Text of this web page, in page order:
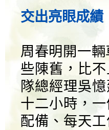
交出亮眼成績
周春明開一
些陳舊，比
隊總經理吳
十二小時，
配備、每天